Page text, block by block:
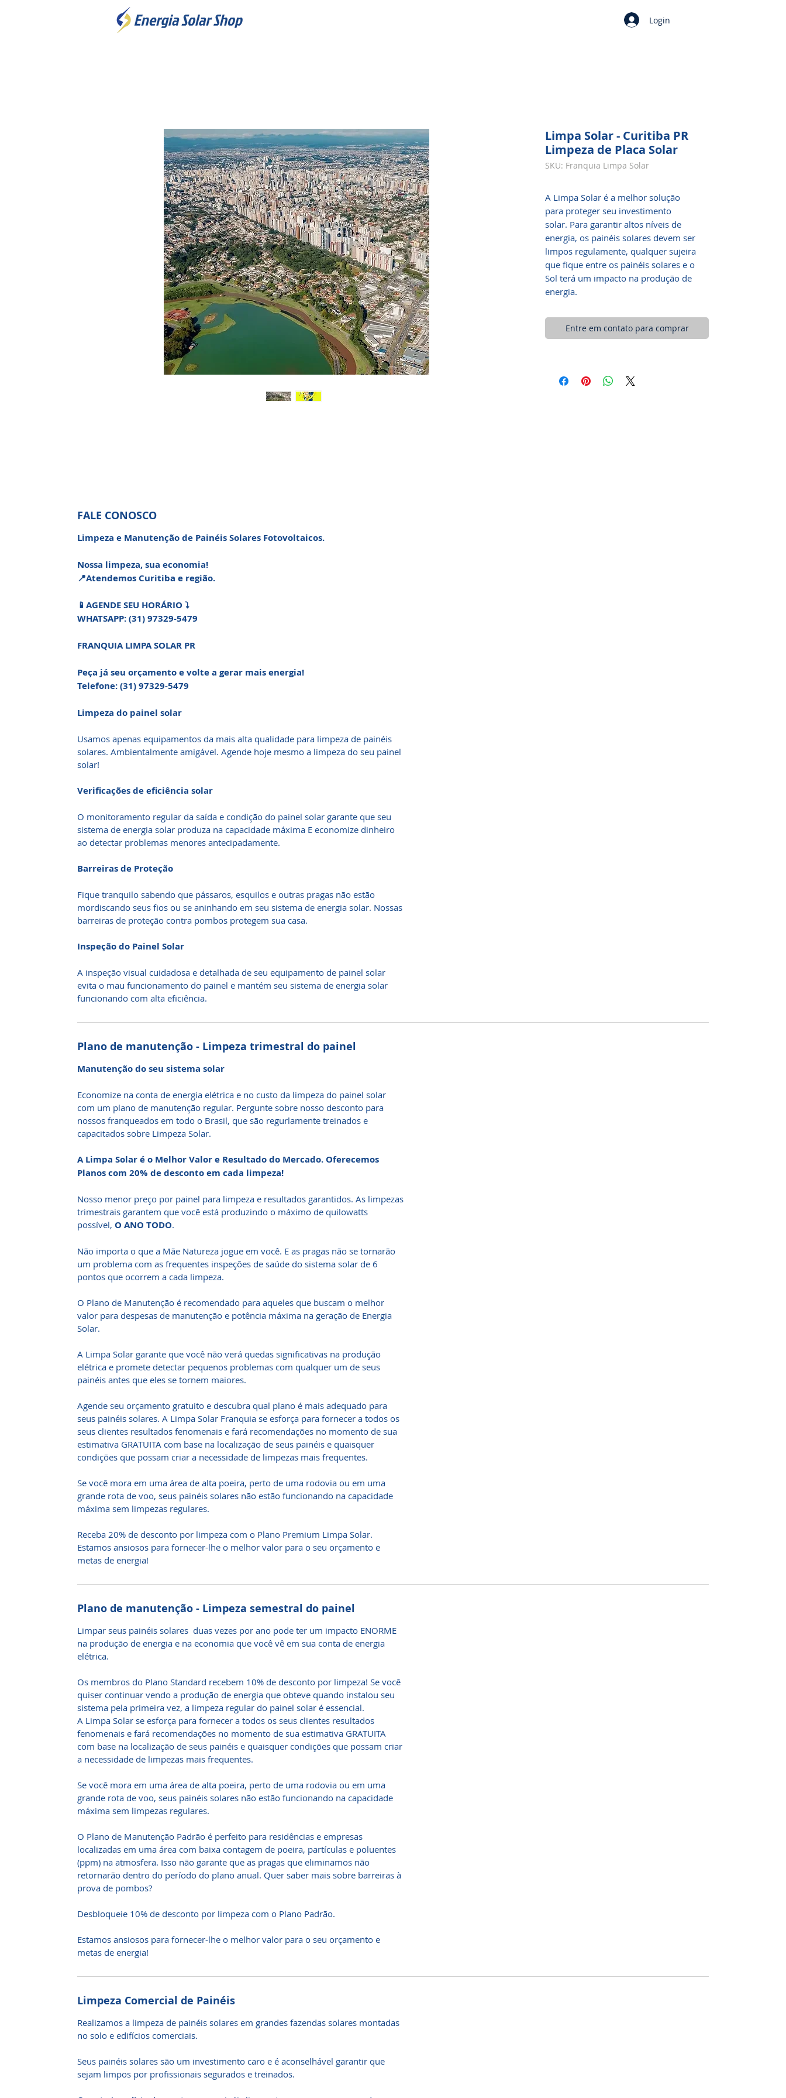
Login
Limpa Solar - Curitiba PR
Limpeza de Placa Solar
SKU: Franquia Limpa Solar
A Limpa Solar é a melhor solução
para proteger seu investimento
solar. Para garantir altos níveis de
energia, os painéis solares devem ser
limpos regulamente, qualquer sujeira
que fique entre os painéis solares e o
Sol terá um impacto na produção de
energia.
Entre em contato para comprar
FALE CONOSCO
Limpeza e Manutenção de Painéis Solares Fotovoltaicos.
Nossa limpeza, sua economia!
📍Atendemos Curitiba e região.
📱AGENDE SEU HORÁRIO ⤵️
WHATSAPP: (31) 97329-5479
FRANQUIA LIMPA SOLAR PR
Peça já seu orçamento e volte a gerar mais energia!
Telefone: (31) 97329-5479
Limpeza do painel solar
Usamos apenas equipamentos da mais alta qualidade para limpeza de painéis
solares. Ambientalmente amigável. Agende hoje mesmo a limpeza do seu painel
solar!
Verificações de eficiência solar
O monitoramento regular da saída e condição do painel solar garante que seu
sistema de energia solar produza na capacidade máxima E economize dinheiro
ao detectar problemas menores antecipadamente.
Barreiras de Proteção
Fique tranquilo sabendo que pássaros, esquilos e outras pragas não estão
mordiscando seus fios ou se aninhando em seu sistema de energia solar. Nossas
barreiras de proteção contra pombos protegem sua casa.
Inspeção do Painel Solar
A inspeção visual cuidadosa e detalhada de seu equipamento de painel solar
evita o mau funcionamento do painel e mantém seu sistema de energia solar
funcionando com alta eficiência.
Plano de manutenção - Limpeza trimestral do painel
Manutenção do seu sistema solar
Economize na conta de energia elétrica e no custo da limpeza do painel solar
com um plano de manutenção regular. Pergunte sobre nosso desconto para
nossos franqueados em todo o Brasil, que são regurlamente treinados e
capacitados sobre Limpeza Solar.
A Limpa Solar é o Melhor Valor e Resultado do Mercado. Oferecemos
Planos com 20% de desconto em cada limpeza!
Nosso menor preço por painel para limpeza e resultados garantidos. As limpezas
trimestrais garantem que você está produzindo o máximo de quilowatts
possível, O ANO TODO.
Não importa o que a Mãe Natureza jogue em você. E as pragas não se tornarão
um problema com as frequentes inspeções de saúde do sistema solar de 6
pontos que ocorrem a cada limpeza.
O Plano de Manutenção é recomendado para aqueles que buscam o melhor
valor para despesas de manutenção e potência máxima na geração de Energia
Solar.
A Limpa Solar garante que você não verá quedas significativas na produção
elétrica e promete detectar pequenos problemas com qualquer um de seus
painéis antes que eles se tornem maiores.
Agende seu orçamento gratuito e descubra qual plano é mais adequado para
seus painéis solares. A Limpa Solar Franquia se esforça para fornecer a todos os
seus clientes resultados fenomenais e fará recomendações no momento de sua
estimativa GRATUITA com base na localização de seus painéis e quaisquer
condições que possam criar a necessidade de limpezas mais frequentes.
Se você mora em uma área de alta poeira, perto de uma rodovia ou em uma
grande rota de voo, seus painéis solares não estão funcionando na capacidade
máxima sem limpezas regulares.
Receba 20% de desconto por limpeza com o Plano Premium Limpa Solar.
Estamos ansiosos para fornecer-lhe o melhor valor para o seu orçamento e
metas de energia!
Plano de manutenção - Limpeza semestral do painel
Limpar seus painéis solares duas vezes por ano pode ter um impacto ENORME
na produção de energia e na economia que você vê em sua conta de energia
elétrica.
Os membros do Plano Standard recebem 10% de desconto por limpeza! Se você
quiser continuar vendo a produção de energia que obteve quando instalou seu
sistema pela primeira vez, a limpeza regular do painel solar é essencial.
A Limpa Solar se esforça para fornecer a todos os seus clientes resultados
fenomenais e fará recomendações no momento de sua estimativa GRATUITA
com base na localização de seus painéis e quaisquer condições que possam criar
a necessidade de limpezas mais frequentes.
Se você mora em uma área de alta poeira, perto de uma rodovia ou em uma
grande rota de voo, seus painéis solares não estão funcionando na capacidade
máxima sem limpezas regulares.
O Plano de Manutenção Padrão é perfeito para residências e empresas
localizadas em uma área com baixa contagem de poeira, partículas e poluentes
(ppm) na atmosfera. Isso não garante que as pragas que eliminamos não
retornarão dentro do período do plano anual. Quer saber mais sobre barreiras à
prova de pombos?
Desbloqueie 10% de desconto por limpeza com o Plano Padrão.
Estamos ansiosos para fornecer-lhe o melhor valor para o seu orçamento e
metas de energia!
Limpeza Comercial de Painéis
Realizamos a limpeza de painéis solares em grandes fazendas solares montadas
no solo e edifícios comerciais.
Seus painéis solares são um investimento caro e é aconselhável garantir que
sejam limpos por profissionais segurados e treinados.